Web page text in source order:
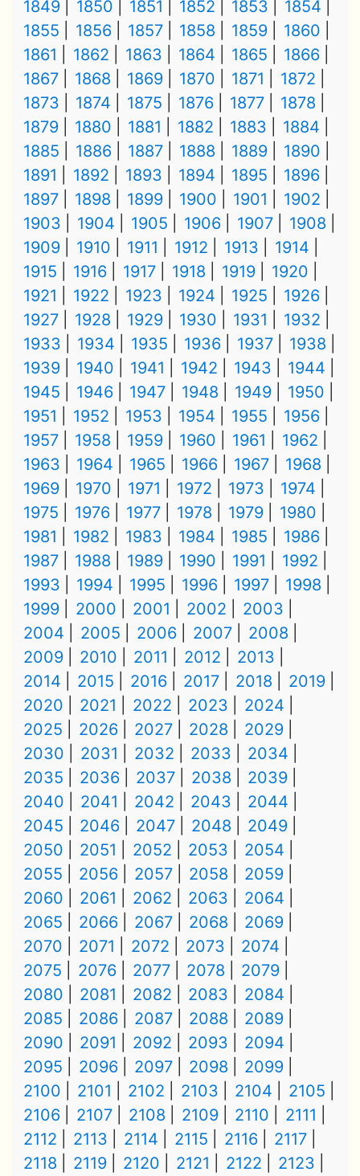
1849
1850 1851 1852 1853
1854
1855
1856 1857 1858 1859
1860
1861
1862 1863 1864 1865
1866
1867
1868 1869 1870 1871
1872
1873
1874 1875 1876 1877
1878
1879
1880 1881 1882 1883
1884
1885
1886 1887 1888 1889
1890
1891
1892 1893 1894 1895
1896
1897
1898 1899 1900 1901
1902
1903
1904 1905 1906 1907
1908
1909
1910 1911 1912 1913
1914
1915
1916 1917 1918 1919
1920
1921
1922 1923 1924 1925
1926
1927
1928 1929 1930 1931
1932
1933
1934 1935 1936 1937
1938
1939
1940 1941 1942 1943
1944
1945
1946 1947 1948 1949
1950
1951
1952 1953 1954 1955
1956
1957
1958 1959 1960 1961
1962
1963
1964 1965 1966 1967
1968
1969
1970 1971 1972 1973
1974
1975
1976 1977 1978 1979
1980
1981
1982 1983 1984 1985
1986
1987
1988 1989 1990 1991
1992
1993
1994 1995 1996 1997
1998
1999
2000 2001 2002
2003
2004
2005 2006 2007
2008
2009
2010 2011 2012
2013
2014
2015 2016 2017 2018
2019
2020
2021 2022 2023
2024
2025
2026 2027 2028
2029
2030
2031 2032 2033
2034
2035
2036 2037 2038
2039
2040
2041 2042 2043
2044
2045
2046 2047 2048
2049
2050
2051 2052 2053
2054
2055
2056 2057 2058
2059
2060
2061 2062 2063
2064
2065
2066 2067 2068
2069
2070
2071 2072 2073
2074
2075
2076 2077 2078
2079
2080
2081 2082 2083
2084
2085
2086 2087 2088
2089
2090
2091 2092 2093
2094
2095
2096 2097 2098
2099
2100
2101 2102 2103 2104
2105
2106
2107 2108 2109 2110
2111
2112
2113 2114 2115 2116
2117
2118
2119 2120 2121 2122 2123